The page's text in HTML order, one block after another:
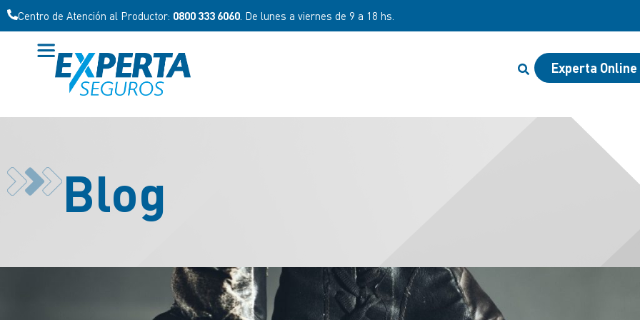
Centro de Atención al Productor: 0800 333 6060 . De lunes a viernes de 9 a 18 hs.
Experta Online
Blog